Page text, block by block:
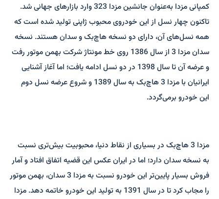
کمپانی مزدا
به‌عنوان جانشین مزدا 323 وارد بازارهای جهانی شد.
تاکنون چهار نسل از این خودروی محبوب ژاپنی تولید شده است که
همه‌ نسل‌های آن، دارای دو نسخه هاچ‌بک و سدان هستند. نسخه
سدان مزدا 3 از سال 1386 روی خط مونتاژ شرکت بهمن موتور رفت
و عرضه آن تا سال 1398 در دو نسل ادامه یافت؛ اما آغاز آشنایی
ایرانیان با مزدا 3 هاچ‌بک به سال 1389 و شروع عرضه نسل دوم
این خودرو برمی‌گردد.
مزدا 3 هاچ‌بک در بسیاری از نقاط دنیا، محبوبیت بیش‌تری نسبت
به نسخه سدان دارد؛ اما در ایران عکس این قضیه اتفاق افتاد و آمار
فروش بسیار پایین‌تر این خودرو نسبت به مزدا 3 سدان، بهمن موتور
را مجاب کرد تا در سال 1391 به تولید این خودرو خاتمه دهد. مزدا